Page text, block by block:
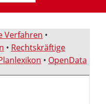
Verfahren •
• Rechtskräftige
• OpenData